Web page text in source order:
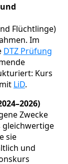
Flüchtlinge)
Im
DTZ Prüfung
Kurs
LiD.
Zwecke
gleichwertige
sie
und